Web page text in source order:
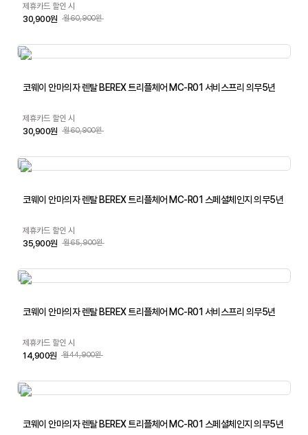
제휴카드 할인 시
30,900원 월60,900원
코웨이 안마의자 렌탈 BEREX 트리플체어 MC-R01 서비스프리 의무5년
제휴카드 할인 시
30,900원 월60,900원
코웨이 안마의자 렌탈 BEREX 트리플체어 MC-R01 스페셜체인지 의무5년
제휴카드 할인 시
35,900원 월65,900원
코웨이 안마의자 렌탈 BEREX 트리플체어 MC-R01 서비스프리 의무5년
제휴카드 할인 시
14,900원 월44,900원
코웨이 안마의자 렌탈 BEREX 트리플체어 MC-R01 스페셜체인지 의무5년